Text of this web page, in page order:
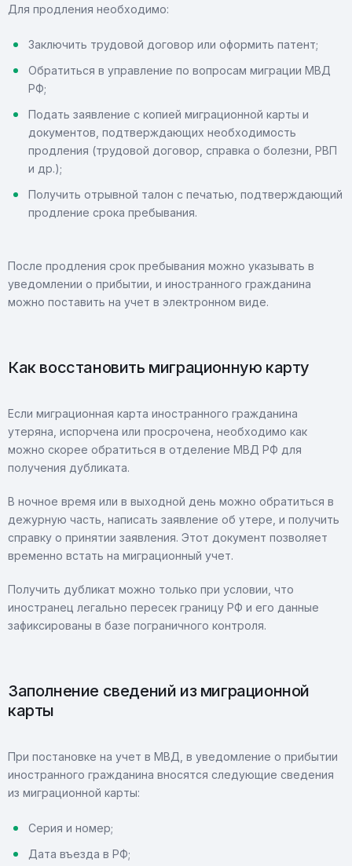
Для продления необходимо:
Заключить трудовой договор или оформить патент;
Обратиться в управление по вопросам миграции МВД
РФ;
Подать заявление с копией миграционной карты и
документов, подтверждающих необходимость
продления (трудовой договор, справка о болезни, РВП
и др.);
Получить отрывной талон с печатью, подтверждающий
продление срока пребывания.
После продления срок пребывания можно указывать в
уведомлении о прибытии, и иностранного гражданина
можно поставить на учет в электронном виде.
Как восстановить миграционную карту
Если миграционная карта иностранного гражданина
утеряна, испорчена или просрочена, необходимо как
можно скорее обратиться в отделение МВД РФ для
получения дубликата.
В ночное время или в выходной день можно обратиться в
дежурную часть, написать заявление об утере, и получить
справку о принятии заявления. Этот документ позволяет
временно встать на миграционный учет.
Получить дубликат можно только при условии, что
иностранец легально пересек границу РФ и его данные
зафиксированы в базе пограничного контроля.
Заполнение сведений из миграционной
карты
При постановке на учет в МВД, в уведомление о прибытии
иностранного гражданина вносятся следующие сведения
из миграционной карты:
Серия и номер;
Дата въезда в РФ;